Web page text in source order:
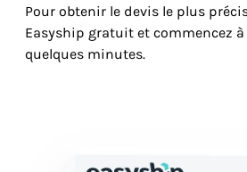
Pour obtenir le devis le plus
Easyship gratuit et commencez à
quelques minutes.